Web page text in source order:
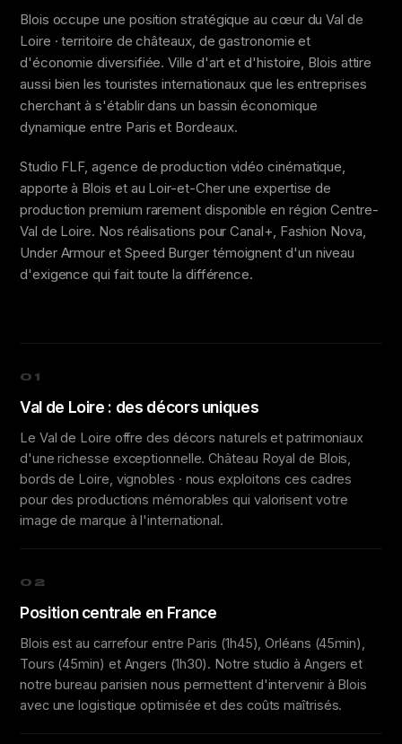
Blois occupe une position stratégique au cœur du Val de
Loire · territoire de châteaux, de gastronomie et
d'économie diversifiée. Ville d'art et d'histoire, Blois attire
aussi bien les touristes internationaux que les entreprises
cherchant à s'établir dans un bassin économique
dynamique entre Paris et Bordeaux.
Studio FLF, agence de production vidéo cinématique,
apporte à Blois et au Loir-et-Cher une expertise de
production premium rarement disponible en région Centre-
Val de Loire. Nos réalisations pour Canal+, Fashion Nova,
Under Armour et Speed Burger témoignent d'un niveau
d'exigence qui fait toute la différence.
01
Val de Loire : des décors uniques
Le Val de Loire offre des décors naturels et patrimoniaux
d'une richesse exceptionnelle. Château Royal de Blois,
bords de Loire, vignobles · nous exploitons ces cadres
pour des productions mémorables qui valorisent votre
image de marque à l'international.
02
Position centrale en France
Blois est au carrefour entre Paris (1h45), Orléans (45min),
Tours (45min) et Angers (1h30). Notre studio à Angers et
notre bureau parisien nous permettent d'intervenir à Blois
avec une logistique optimisée et des coûts maîtrisés.